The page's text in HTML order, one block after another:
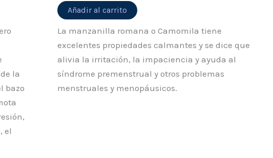
la
bazo
el
Añadir al carrito
La manzanilla romana o Camomila tiene
excelentes propiedades calmantes y se dice que
alivia la irritación, la impaciencia y ayuda al
síndrome premenstrual y otros problemas
menstruales y menopáusicos.